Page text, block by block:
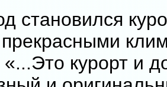
становился
курорт и